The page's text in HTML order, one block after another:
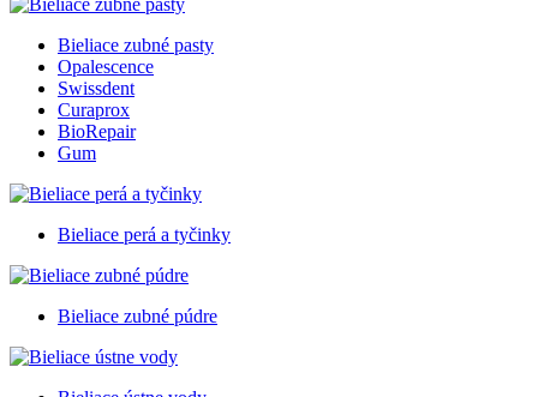
Bieliace zubné pasty
Opalescence
Swissdent
Curaprox
BioRepair
Gum
Bieliace perá a tyčinky
Bieliace zubné púdre